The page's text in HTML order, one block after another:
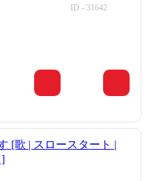
ID - 31642